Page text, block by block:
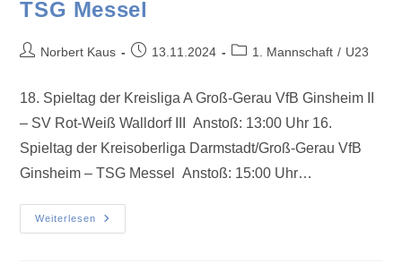
TSG Messel
Norbert Kaus 13.11.2024 1. Mannschaft / U23
18. Spieltag der Kreisliga A Groß-Gerau VfB Ginsheim II
– SV Rot-Weiß Walldorf III Anstoß: 13:00 Uhr 16.
Spieltag der Kreisoberliga Darmstadt/Groß-Gerau VfB
Ginsheim – TSG Messel Anstoß: 15:00 Uhr…
Weiterlesen